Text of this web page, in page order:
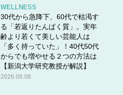
WELLNESS
30代から急降下、60代で枯渇す
る「若返りたんぱく質」。実年
齢より若くて美しい芸能人は
「多く持っていた」！40代50代
からでも増やせる２つの方法は
【新潟大学研究教授が解説】
2026.06.08